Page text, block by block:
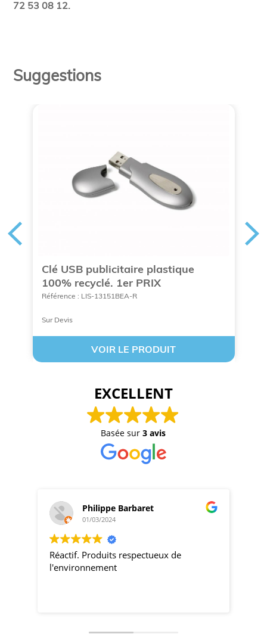
72 53 08 12.
Suggestions
Clé USB publicitaire plastique
100% recyclé. 1er PRIX
Référence : LIS-13151BEA-R
Sur Devis
VOIR LE PRODUIT
EXCELLENT
Basée sur3 avis
Philippe Barbaret
01/03/2024
Réactif. Produits respectueux de
l'environnement